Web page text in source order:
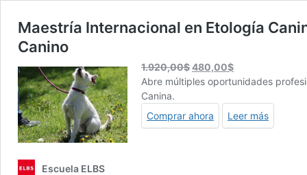
Maestría Internacional en Etología
Canino
1.920,00$El
precio
era:
1.920,00$.
480,00$El
precio
480,00$.
Abre múltiples oportunidades
Canina.
Comprar ahora
Leer más
Escuela ELBS